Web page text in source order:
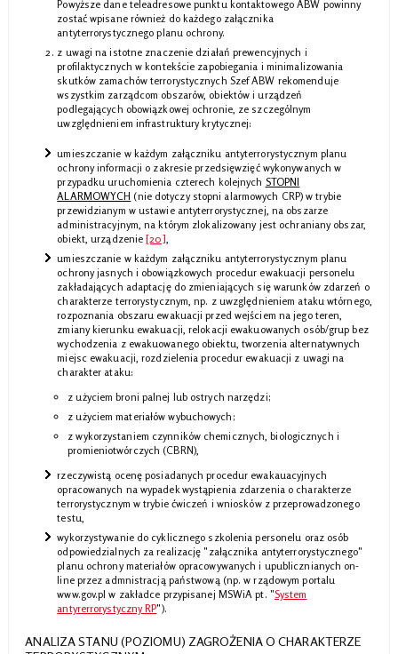
Powyższe dane teleadresowe punktu kontaktowego ABW powinny
zostać wpisane również do każdego załącznika
antyterrorystycznego planu ochrony.
z uwagi na istotne znaczenie działań prewencyjnych i
profilaktycznych w kontekście zapobiegania i minimalizowania
skutków zamachów terrorystycznych Szef ABW rekomenduje
wszystkim zarządcom obszarów, obiektów i urządzeń
podlegających obowiązkowej ochronie, ze szczególnym
uwzględnieniem infrastruktury krytycznej:
umieszczanie w każdym załączniku antyterrorystycznym planu
ochrony informacji o zakresie przedsięwzięć wykonywanych w
przypadku uruchomienia czterech kolejnych STOPNI
ALARMOWYCH (nie dotyczy stopni alarmowych CRP) w trybie
przewidzianym w ustawie antyterrorystycznej, na obszarze
administracyjnym, na którym zlokalizowany jest ochraniany obszar,
obiekt, urządzenie[20]
umieszczanie w każdym załączniku antyterrorystycznym planu
ochrony jasnych i obowiązkowych procedur ewakuacji personelu
zakładających adaptację do zmieniających się warunków zdarzeń o
charakterze terrorystycznym, np. z uwzględnieniem ataku wtórnego,
rozpoznania obszaru ewakuacji przed wejściem na jego teren,
zmiany kierunku ewakuacji, relokacji ewakuowanych osób/grup bez
wychodzenia z ewakuowanego obiektu, tworzenia alternatywnych
miejsc ewakuacji, rozdzielenia procedur ewakuacji z uwagi na
charakter ataku:
z użyciem broni palnej lub ostrych narzędzi;
z użyciem materiałów wybuchowych;
z wykorzystaniem czynników chemicznych, biologicznych i
promieniotwórczych (CBRN),
rzeczywistą ocenę posiadanych procedur ewakauacyjnych
opracowanych na wypadek wystąpienia zdarzenia o charakterze
terrorystycznym w trybie ćwiczeń i wniosków z przeprowadzonego
testu,
wykorzystywanie do cyklicznego szkolenia personelu oraz osób
odpowiedzialnych za realizację "załącznika antyterrorystycznego"
planu ochrony materiałów opracowywanych i upublicznianych on-
line przez admnistracją państwową (np. w rządowym portalu
www.gov.pl w zakładce przypisanej MSWiA pt. "System
antyrerrorystyczny RP").
ANALIZA STANU (POZIOMU) ZAGROŻENIA O CHARAKTERZE